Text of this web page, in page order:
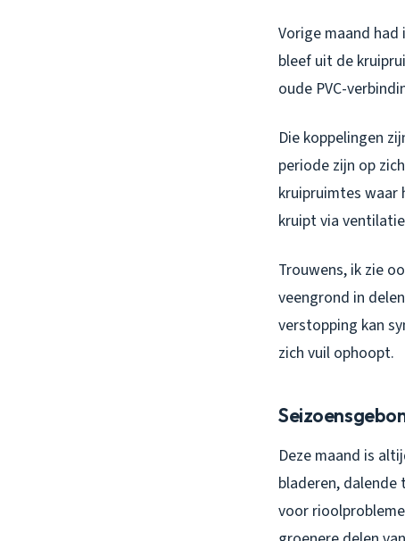
Vorige maand
bleef uit de
oude PVC-
Die koppelingen
periode zijn op
kruipruimtes
kruipt via
Trouwens, ik zie
veengrond in
verstopping kan
zich vuil ophoopt.
Deze maand is
bladeren,
voor